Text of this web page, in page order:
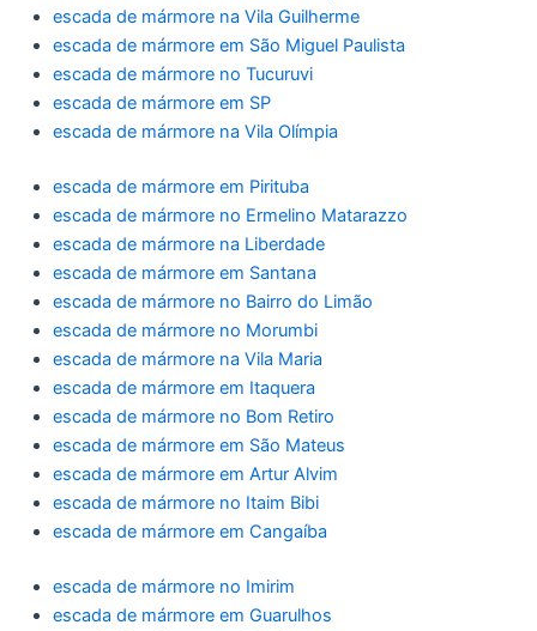
escada de mármore na Vila Guilherme
escada de mármore em São Miguel Paulista
escada de mármore no Tucuruvi
escada de mármore em SP
escada de mármore na Vila Olímpia
escada de mármore em Pirituba
escada de mármore no Ermelino Matarazzo
escada de mármore na Liberdade
escada de mármore em Santana
escada de mármore no Bairro do Limão
escada de mármore no Morumbi
escada de mármore na Vila Maria
escada de mármore em Itaquera
escada de mármore no Bom Retiro
escada de mármore em São Mateus
escada de mármore em Artur Alvim
escada de mármore no Itaim Bibi
escada de mármore em Cangaíba
escada de mármore no Imirim
escada de mármore em Guarulhos